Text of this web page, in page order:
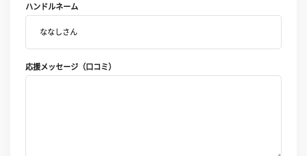
ハンドルネーム
応援メッセージ（口コミ）